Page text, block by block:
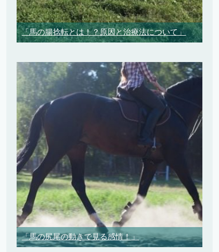
「馬の腸捻転とは！？原因と治療法について」
「馬の尻尾の動きで見る感情！」